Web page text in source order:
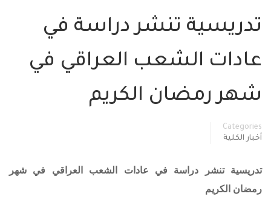
تدريسية تنشر دراسة في
عادات الشعب العراقي في
شهر رمضان الكريم
Categories
أخبار الكلية
تدريسية تنشر دراسة في عادات الشعب العراقي في شهر
رمضان الكريم